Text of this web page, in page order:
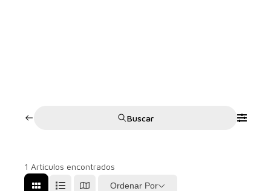
Buscar
1 Artículos encontrados
Ordenar Por